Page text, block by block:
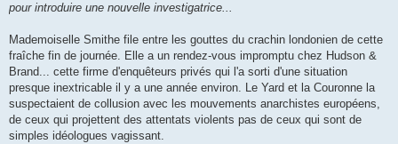
pour introduire une nouvelle investigatrice...
Mademoiselle Smithe file entre les gouttes du crachin londonien de cette
fraîche fin de journée. Elle a un rendez-vous impromptu chez Hudson &
Brand... cette firme d'enquêteurs privés qui l'a sorti d'une situation
presque inextricable il y a une année environ. Le Yard et la Couronne la
suspectaient de collusion avec les mouvements anarchistes européens,
de ceux qui projettent des attentats violents pas de ceux qui sont de
simples idéologues vagissant.